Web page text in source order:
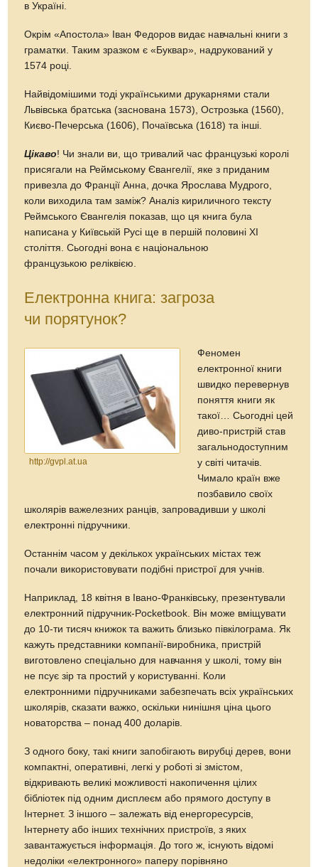
в Україні.
Окрім «Апостола» Іван Федоров видає навчальні книги з
граматки. Таким зразком є «Буквар», надрукований у
1574 році.
Найвідомішими тоді українськими друкарнями стали
Львівська братська (заснована 1573), Острозька (1560),
Києво-Печерська (1606), Почаївська (1618) та інші.
Цікаво! Чи знали ви, що тривалий час французькі королі
присягали на Реймському Євангелії, яке з приданим
привезла до Франції Анна, дочка Ярослава Мудрого,
коли виходила там заміж? Аналіз кириличного тексту
Реймського Євангелія показав, що ця книга була
написана у Київській Русі ще в першій половині XI
століття. Сьогодні вона є національною
французькою реліквією.
Електронна книга: загроза
чи порятунок?
http://gvpl.at.ua
Феномен
електронної книги
швидко перевернув
поняття книги як
такої… Сьогодні цей
диво-пристрій став
загальнодоступним
у світі читачів.
Чимало країн вже
позбавило своїх
школярів важелезних ранців, запровадивши у школі
електронні підручники.
Останнім часом у декількох українських містах теж
почали використовувати подібні пристрої для учнів.
Наприклад, 18 квітня в Івано-Франківську, презентували
електронний підручник-Pocketbook. Він може вміщувати
до 10-ти тисяч книжок та важить близько півкілограма. Як
кажуть представники компанії-виробника, пристрій
виготовлено спеціально для навчання у школі, тому він
не псує зір та простий у користуванні. Коли
електронними підручниками забезпечать всіх українських
школярів, сказати важко, оскільки нинішня ціна цього
новаторства – понад 400 доларів.
З одного боку, такі книги запобігають вирубці дерев, вони
компактні, оперативні, легкі у роботі зі змістом,
відкривають великі можливості накопичення цілих
бібліотек під одним дисплеєм або прямого доступу в
Інтернет. З іншого – залежать від енергоресурсів,
Інтернету або інших технічних пристроїв, з яких
завантажується інформація. До того ж, існують відомі
недоліки «електронного» паперу порівняно